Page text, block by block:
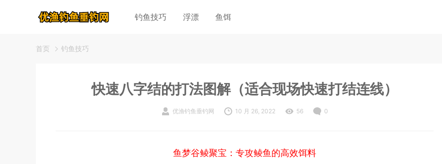
钓鱼技巧 浮漂 鱼饵
首页 钓鱼技巧
快速八字结的打法图解（适合现场快速打结连线）
优渔钓鱼垂钓网 10 月 26, 2022 56 0
鱼梦谷鲮聚宝：专攻鲮鱼的高效饵料